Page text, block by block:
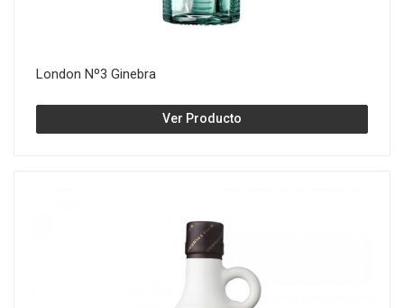
London Nº3 Ginebra
Ver Producto